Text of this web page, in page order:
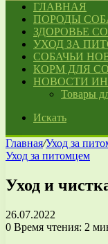
ГЛАВНАЯ
ПОРОДЫ
ЗДОРОВЬЕ
УХОД ЗА
СОБАЧЬИ
КОРМ ДЛЯ
НОВОСТИ
Товары
Искать
Главная/Уход за
Уход за питомцем
Уход и
26.07.2022
0 Время чтения: 2